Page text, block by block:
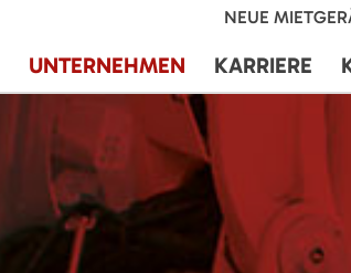
NEUE
UNTERNEHMEN KARRIERE